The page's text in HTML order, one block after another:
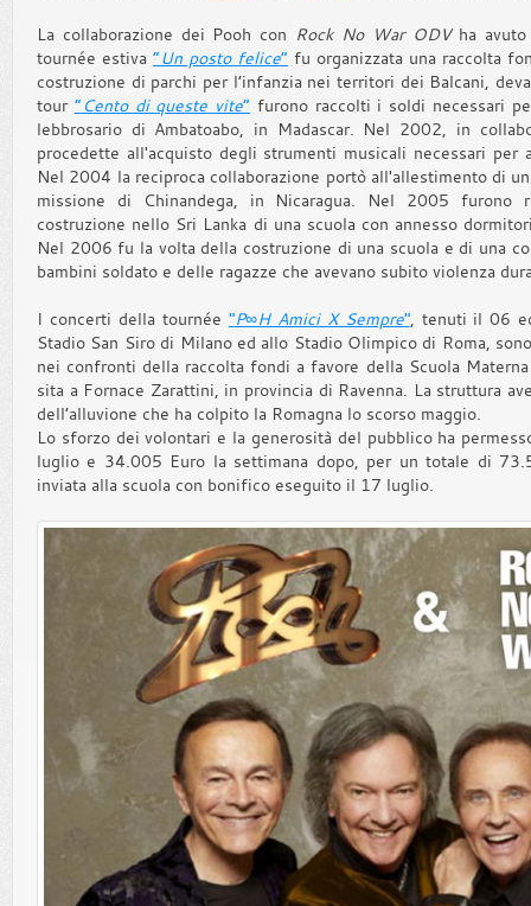
La collaborazione dei Pooh con Rock No War ODVha avuto
tournée estiva “Un posto felice” fu organizzata una raccolta
costruzione di parchi per l’infanzia nei territori dei Balcani,
tour “ Cento di queste vite” furono raccolti i soldi necessari
lebbrosario di Ambatoabo, in Madascar. Nel 2002, in
procedette all'acquisto degli strumenti musicali necessari per
Nel 2004 la reciproca collaborazione portò all'allestimento di
missione di Chinandega, in Nicaragua. Nel 2005
costruzione nello Sri Lanka di una scuola con annesso
Nel 2006 fu la volta della costruzione di una scuola e di una
bambini soldato e delle ragazze che avevano subito violenza
I concerti della tournée "P∞H Amici X Sempre", tenuti il 06
Stadio San Siro di Milano ed allo Stadio Olimpico di Roma,
nei confronti della raccolta fondi a favore della Scuola
sita a Fornace Zarattini, in provincia di Ravenna. La struttura
dell’alluvione che ha colpito la Romagna lo scorso maggio.
Lo sforzo dei volontari e la generosità del pubblico ha
luglio e 34.005 Euro la settimana dopo, per un totale di
inviata alla scuola con bonifico eseguito il 17 luglio.